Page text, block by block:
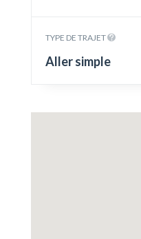
TYPE DE TRAJET
Aller simple